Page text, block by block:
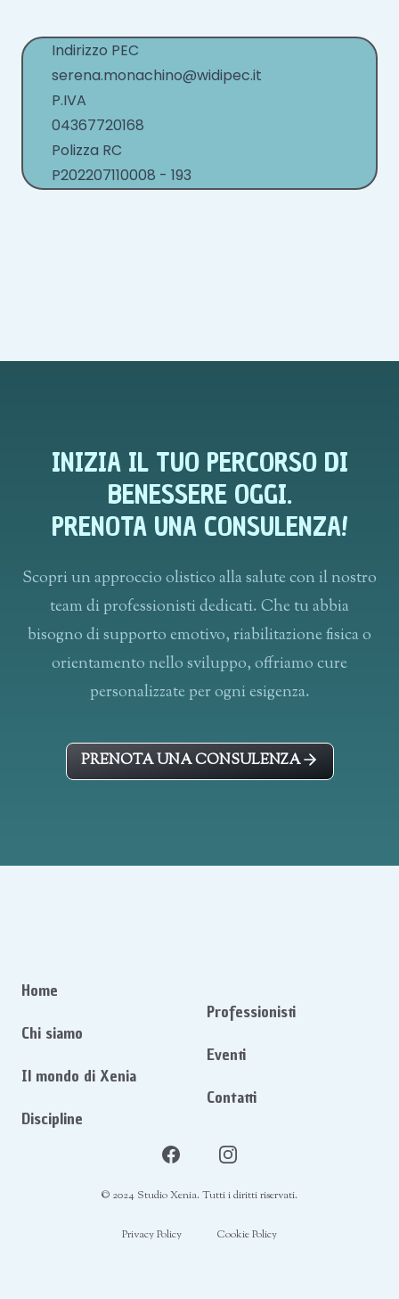
Indirizzo PEC
serena.monachino@widipec.it
P.IVA
04367720168
Polizza RC
P202207110008 - 193
INIZIA IL TUO PERCORSO DI
BENESSERE OGGI.
PRENOTA UNA CONSULENZA!
Scopri un approccio olistico alla salute con il nostro
team di professionisti dedicati. Che tu abbia
bisogno di supporto emotivo, riabilitazione fisica o
orientamento nello sviluppo, offriamo cure
personalizzate per ogni esigenza.
PRENOTA UNA CONSULENZA
Home
Chi siamo
Il mondo di Xenia
Discipline
Professionisti
Eventi
Contatti
Facebook Instagram
© 2024 Studio Xenia. Tutti i diritti riservati.
Privacy Policy Cookie Policy